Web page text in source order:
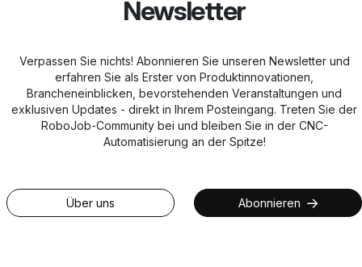
Newsletter
Verpassen Sie nichts! Abonnieren Sie unseren Newsletter und
erfahren Sie als Erster von Produktinnovationen,
Brancheneinblicken, bevorstehenden Veranstaltungen und
exklusiven Updates - direkt in Ihrem Posteingang. Treten Sie der
RoboJob-Community bei und bleiben Sie in der CNC-
Automatisierung an der Spitze!
Über uns Abonnieren